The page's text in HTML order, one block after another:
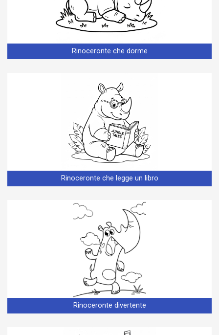
Rinoceronte che dorme
Rinoceronte che legge un libro
Rinoceronte divertente